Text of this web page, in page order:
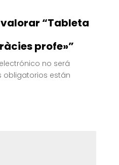
“Tableta
profe»”
no será
obligatorios están